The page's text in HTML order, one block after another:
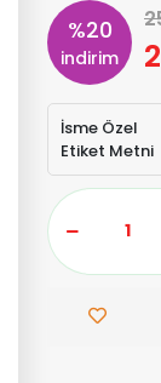
%20
indirim
İsme Özel
Etiket Metni